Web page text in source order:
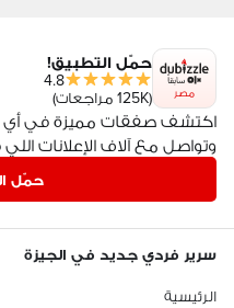
مصر
حمّل التطبيق!
4.8
(125K مراجعات)
اكتشف صفقات مميزة في أي
وتواصل مع آلاف الإعلانات
حمّل
سرير فردي جديد في الجيزة
الرئيسية